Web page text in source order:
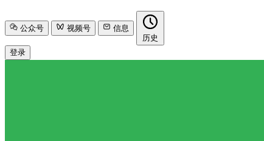
公众号 视频号
信息
历史
登录